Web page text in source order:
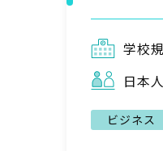
学校
日本
ビジネス